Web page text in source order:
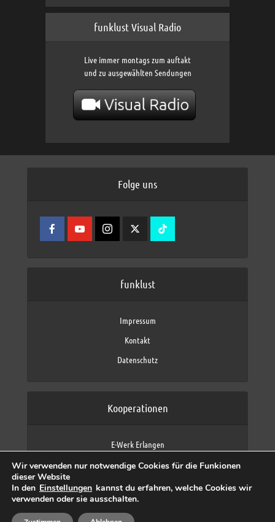
funklust Visual Radio
Live immer montags zum auftakt
und zu ausgewählten Sendungen
Folge uns
funklust
Impressum
Kontakt
Datenschutz
Kooperationen
E-Werk Erlangen
Fraunhofer IIS
max neo (AFK max)
Wir verwenden nur notwendige Cookies für die Funkionen
dieser Website
In den Einstellungen kannst du erfahren, welche Cookies wir
verwenden oder sie ausschalten.